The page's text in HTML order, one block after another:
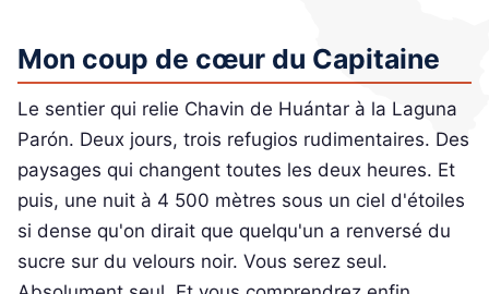
Mon coup de cœur du Capitaine
Le sentier qui relie Chavin de Huántar à la Laguna
Parón. Deux jours, trois refugios rudimentaires. Des
paysages qui changent toutes les deux heures. Et
puis, une nuit à 4 500 mètres sous un ciel d'étoiles
si dense qu'on dirait que quelqu'un a renversé du
sucre sur du velours noir. Vous serez seul.